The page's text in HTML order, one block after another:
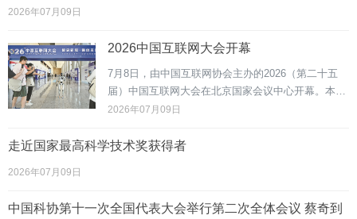
与完成“高性能异构内存系统关键技术及应用”项目荣获国家科学技术进步奖
家能源安全、新一轮找矿和煤炭保供重大战略需求，针对遗煤及煤层气勘
探、绿色低碳开
2026年07月09日
2026中国互联网大会开幕
7月8日，由中国互联网协会主办的2026（第二十五
届）中国互联网大会在北京国家会议中心开幕。本届
大会以“智启新程·融创未来——以数智合力谱写‘十五
为与会者在大会展区内与机器人互动。新华社记者 李
2026年07月09日
走近国家最高科学技术奖获得者
2026年07月09日
中国科协第十一次全国代表大会举行第二次全体会议 蔡奇到